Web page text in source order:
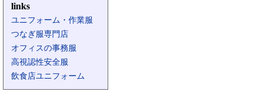
links
ユニフォーム・作業服
つなぎ服専門店
オフィスの事務服
高視認性安全服
飲食店ユニフォーム